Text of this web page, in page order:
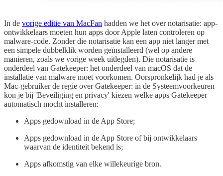
In de vorige editie van MacFan hadden we het over notarisatie: app-
ontwikkelaars moeten hun apps door Apple laten controleren op
malware-code. Zonder die notarisatie kan een app niet langer met
een simpele dubbelklik worden geïnstalleerd (wel op andere
manieren, zoals we vorige week uitlegden). Die notarisatie is
onderdeel van Gatekeeper: het onderdeel van macOS dat de
installatie van malware moet voorkomen. Oorspronkelijk had je als
Mac-gebruiker de regie over Gatekeeper: in de Systeemvoorkeuren
kon je bij 'Beveiliging en privacy' kiezen welke apps Gatekeeper
automatisch mocht installeren:
Apps gedownload in de App Store;
Apps gedownload in de App Store of bij ontwikkelaars
waarvan de identiteit bekend is;
Apps afkomstig van elke willekeurige bron.